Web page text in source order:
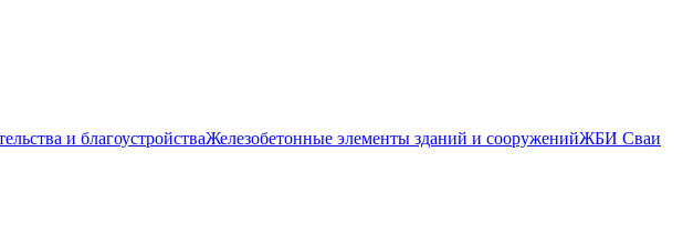
и благоустройстваЖелезобетонные элементы зданий и сооруженийЖБИ Сваи